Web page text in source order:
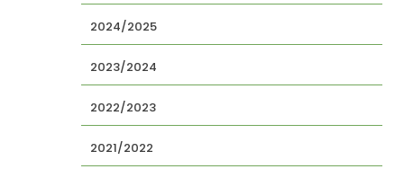
2024/2025
2023/2024
2022/2023
2021/2022